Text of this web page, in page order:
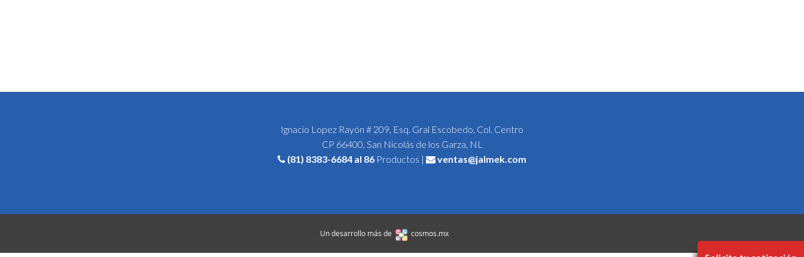
Ignacio Lopez Rayón # 209, Esq. Gral Escobedo, Col. Centro
CP 66400, San Nicolás de los Garza, NL
(81) 8383-6684 al 86 Productos | ventas@jalmek.com
Un desarrollo más de cosmos.mx